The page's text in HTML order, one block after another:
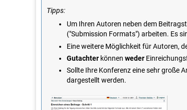
Tipps:
Um Ihren Autoren neben dem
("Submission Formats") arbeiten. Es
Eine weitere Möglichkeit für Autoren,
Gutachter können weder
Sollte Ihre Konferenz eine sehr große
dargestellt werden.